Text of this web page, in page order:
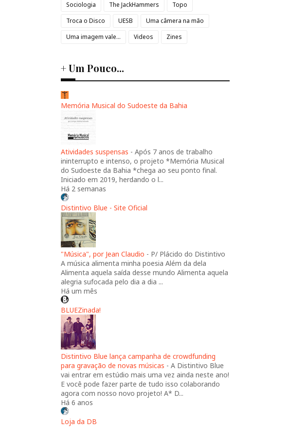
Sociologia
The JackHammers
Topo
Troca o Disco
UESB
Uma câmera na mão
Uma imagem vale...
Videos Zines
+ Um Pouco...
Memória Musical do Sudoeste da Bahia
Atividades suspensas -Após 7 anos de trabalho
ininterrupto e intenso, o projeto *Memória Musical
do Sudoeste da Bahia *chega ao seu ponto final.
Iniciado em 2019, herdando o l...
Há 2 semanas
Distintivo Blue - Site Oficial
"Música", por Jean Claudio - P/ Plácido do Distintivo
A música alimenta minha poesia Além da dela
Alimenta aquela saída desse mundo Alimenta aquela
alegria sufocada pelo dia a dia ...
Há um mês
BLUEZinada!
Distintivo Blue lança campanha de crowdfunding
para gravação de novas músicas -A Distintivo Blue
vai entrar em estúdio mais uma vez ainda neste ano!
E você pode fazer parte de tudo isso colaborando
agora com nosso novo projeto! A* D...
Há 6 anos
Loja da DB